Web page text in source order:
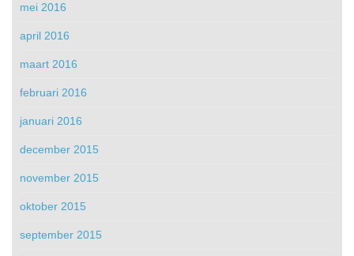
mei 2016
april 2016
maart 2016
februari 2016
januari 2016
december 2015
november 2015
oktober 2015
september 2015